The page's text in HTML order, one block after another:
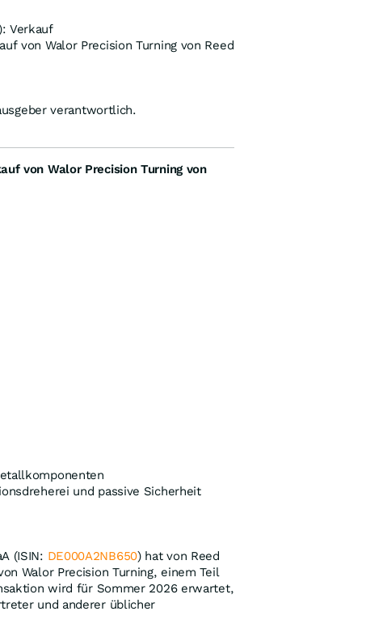
Verkauf
von Walor Precision Turning von Reed
verantwortlich.
von Walor Precision Turning von
und passive Sicherheit
(ISIN: DE000A2NB650) hat von Reed
Walor Precision Turning, einem Teil
wird für Sommer 2026 erwartet,
und anderer üblicher